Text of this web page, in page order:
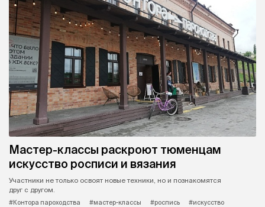
Мастер-классы раскроют тюменцам
искусство росписи и вязания
Участники не только освоят новые техники, но и познакомятся
друг с другом.
#Контора пароходства
#мастер-классы #роспись
#искусство